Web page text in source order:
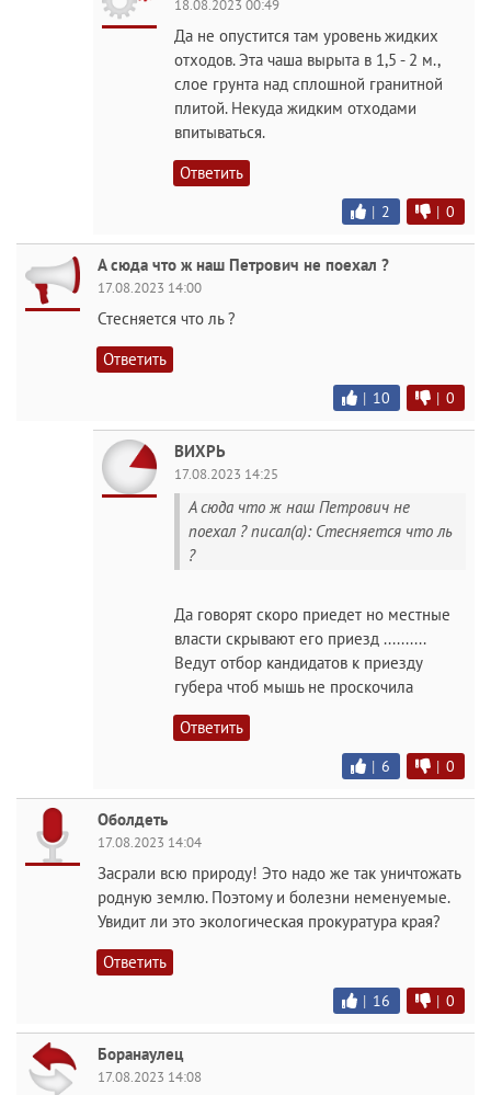
18.08.2023 00:49
Да не опустится там уровень жидких
отходов. Эта чаша вырыта в 1,5 - 2 м.,
слое грунта над сплошной гранитной
плитой. Некуда жидким отходами
впитываться.
Ответить
| 2 | 0
А сюда что ж наш Петрович не поехал ?
17.08.2023 14:00
Стесняется что ль ?
Ответить
| 10 | 0
ВИХРЬ
17.08.2023 14:25
А сюда что ж наш Петрович не
поехал ? писал(а): Стесняется что ль
?
Да говорят скоро приедет но местные
власти скрывают его приезд ..........
Ведут отбор кандидатов к приезду
губера чтоб мышь не проскочила
Ответить
| 6 | 0
Оболдеть
17.08.2023 14:04
Засрали всю природу! Это надо же так уничтожать
родную землю. Поэтому и болезни неменуемые.
Увидит ли это экологическая прокуратура края?
Ответить
| 16 | 0
Боранаулец
17.08.2023 14:08